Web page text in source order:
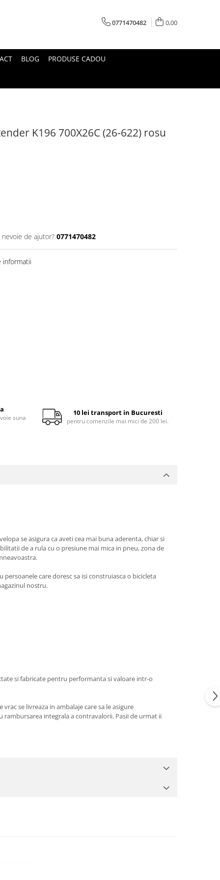
0771470482 0,00
BLOG PRODUSE CADOU
K196 700X26C (26-622) rosu
nevoie de ajutor? 0771470482
informatii
suna
10 lei transport in Bucuresti
pentru comenzile mai mici de 200 lei.
se asigura ca aveti cea mai buna aderenta, chiar si
de a rula cu o presiune mai mica in pneu, zona de
care doresc sa isi construiasca o bicicleta
nostru.
si fabricate pentru performanta si valoare intr-o
se livreaza in ambalaje care sa le asigure
integrala a contravalorii. Pasii de urmat ii